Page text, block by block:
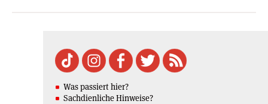
Was passiert hier?
Sachdienliche Hinweise?